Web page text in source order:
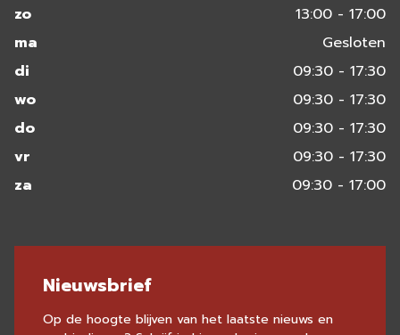
zo
13:00 - 17:00
ma
Gesloten
di
09:30 - 17:30
wo
09:30 - 17:30
do
09:30 - 17:30
vr
09:30 - 17:30
za
09:30 - 17:00
Nieuwsbrief
Op de hoogte blijven van het laatste nieuws en